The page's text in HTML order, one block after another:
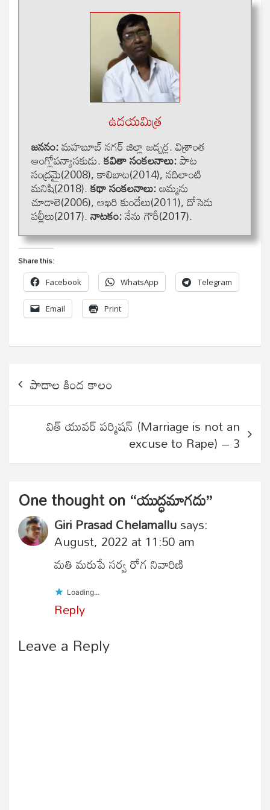
ఉదయమిత్ర
జననం:మహబూబ్ నగర్ జిల్లా జడ్చర్ల. విశ్రాంత
ఆంగ్లోపన్యాసకుడు.కవితా సంకలనాలు:పాట
సంద్రమై(2008), కాలిబాట(2014), నదిలాంటి
మనిషి(2018).కథా సంకలనాలు:అమ్మను
చూడాలె(2006), ఆఖరి కుందేలు(2011), దోసెడు
పల్లీలు(2017).నాటకం:నేను గౌరీ(2017).
Share this:
Facebook WhatsApp Telegram
Email Print
Post
navigation
పాదాల కింద కాలం
విత్ యువర్ పర్మిషన్ (Marriage is not an
excuse to Rape) – 3
One thought on “యుద్ధమాగదు”
Giri Prasad Chelamallusays:
August, 2022 at 11:50 am
మతి మరుపే సర్వ రోగ నివారిణి
Loading...
Reply
Leave a Reply